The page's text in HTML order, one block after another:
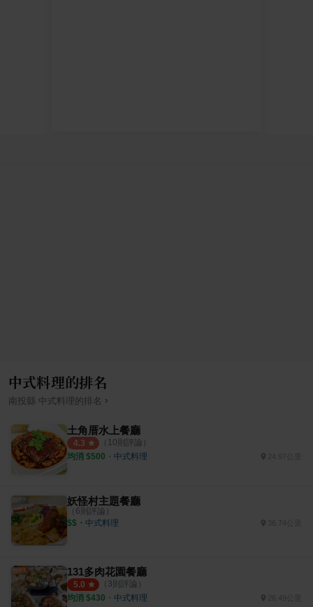
中式料理的排名
南投縣 中式料理 的排名 ›
土角厝水上餐廳
4.3 （ 10則評論）
均消 $500 ・ 中式料理 24.97公里
妖怪村主題餐廳
（ 6則評論）
$$ ・ 中式料理 36.74公里
131多肉花園餐廳
5.0 （ 3則評論）
均消 $430 ・ 中式料理 26.49公里